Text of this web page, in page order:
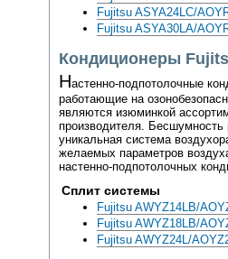
Fujitsu ASYA24LC/
Fujitsu ASYA30LA/
Кондиционеры
Настенно-подпотолочные
работающие на
являются изюминкой
производителя.
уникальная система
желаемых параметров
настенно-подпотолочных
Сплит системы
Fujitsu AWYZ14LB/
Fujitsu AWYZ18LB/
Fujitsu AWYZ24L/